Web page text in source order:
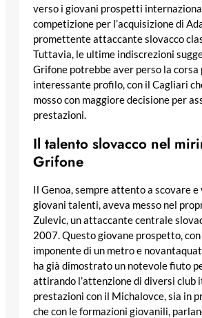
verso i giovani prospetti
competizione per l’acquisizione di
promettente attaccante slovacco
Tuttavia, le ultime indiscrezioni
Grifone potrebbe aver perso la corsa
interessante profilo, con il Cagliari
mosso con maggiore decisione per
prestazioni.
Il talento slovacco nel
Grifone
Il Genoa, sempre attento a scovare
giovani talenti, aveva messo nel
Zulevic, un attaccante centrale
2007. Questo giovane prospetto,
imponente di un metro e
ha già dimostrato un notevole fiuto
attirando l’attenzione di diversi club
prestazioni con il Michalovce, sia in
che con le formazioni giovanili,